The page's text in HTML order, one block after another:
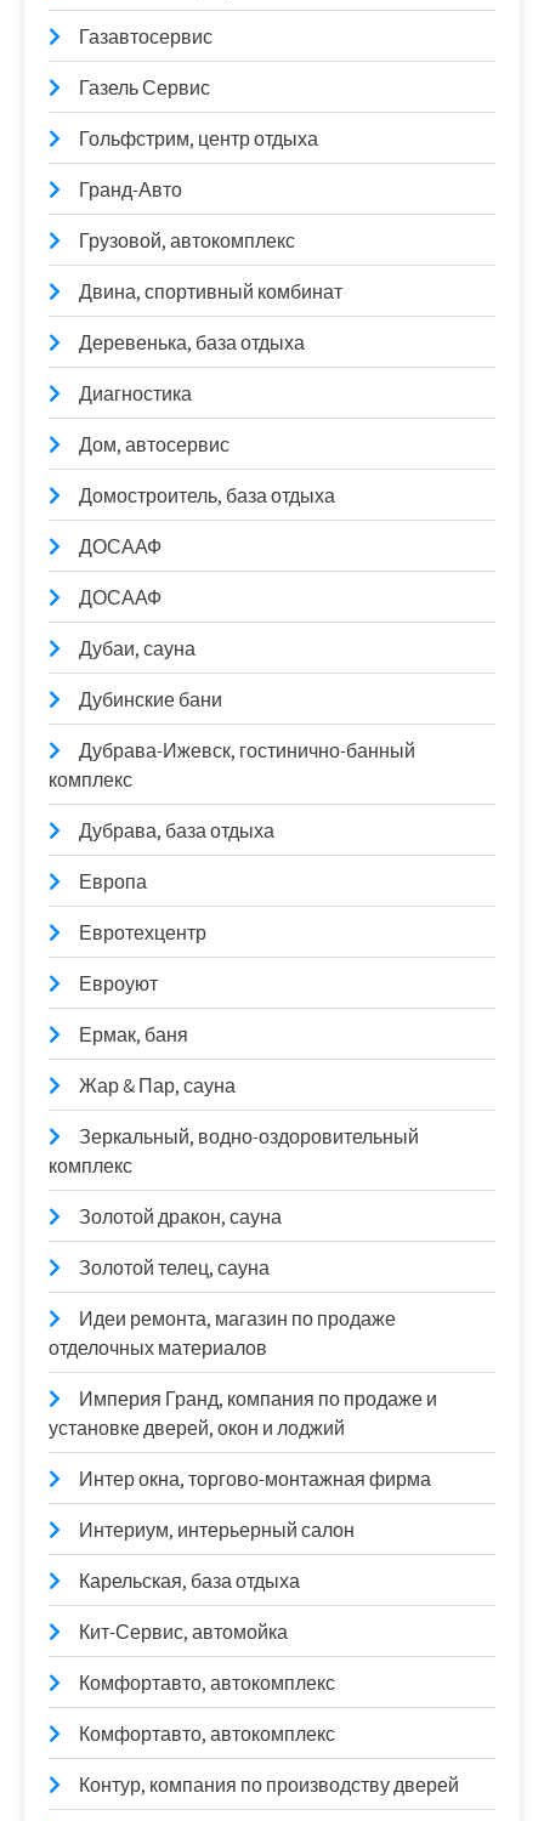
Газавтосервис
Газель Сервис
Гольфстрим, центр отдыха
Гранд-Авто
Грузовой, автокомплекс
Двина, спортивный комбинат
Деревенька, база отдыха
Диагностика
Дом, автосервис
Домостроитель, база отдыха
ДОСААФ
ДОСААФ
Дубаи, сауна
Дубинские бани
Дубрава-Ижевск, гостинично-банный
комплекс
Дубрава, база отдыха
Европа
Евротехцентр
Евроуют
Ермак, баня
Жар & Пар, сауна
Зеркальный, водно-оздоровительный
комплекс
Золотой дракон, сауна
Золотой телец, сауна
Идеи ремонта, магазин по продаже
отделочных материалов
Империя Гранд, компания по продаже и
установке дверей, окон и лоджий
Интер окна, торгово-монтажная фирма
Интериум, интерьерный салон
Карельская, база отдыха
Кит-Сервис, автомойка
Комфортавто, автокомплекс
Комфортавто, автокомплекс
Контур, компания по производству дверей